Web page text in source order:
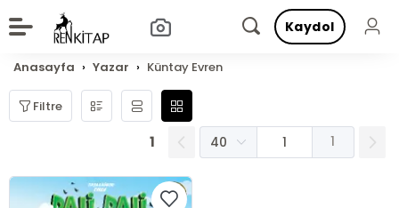
Kaydol
Anasayfa Yazar Küntay Evren
Filtre
1 1